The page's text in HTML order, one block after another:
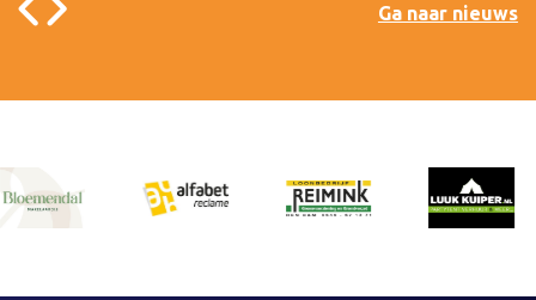
Ga naar nieuws